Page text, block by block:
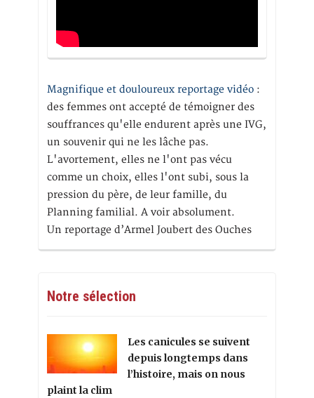
Magnifique et douloureux reportage vidéo :
des femmes ont accepté de témoigner des
souffrances qu'elle endurent après une IVG,
un souvenir qui ne les lâche pas.
L'avortement, elles ne l'ont pas vécu
comme un choix, elles l'ont subi, sous la
pression du père, de leur famille, du
Planning familial. A voir absolument.
Un reportage d’Armel Joubert des Ouches
Notre sélection
Les canicules se suivent
depuis longtemps dans
l’histoire, mais on nous
plaint la clim